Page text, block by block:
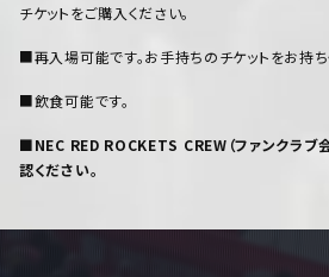
チケットをご購入ください。
■再入場可能です。お手持ちのチケットをお持ち
■飲食可能です。
■NEC RED ROCKETS CREW（ファンクラブ
認ください。